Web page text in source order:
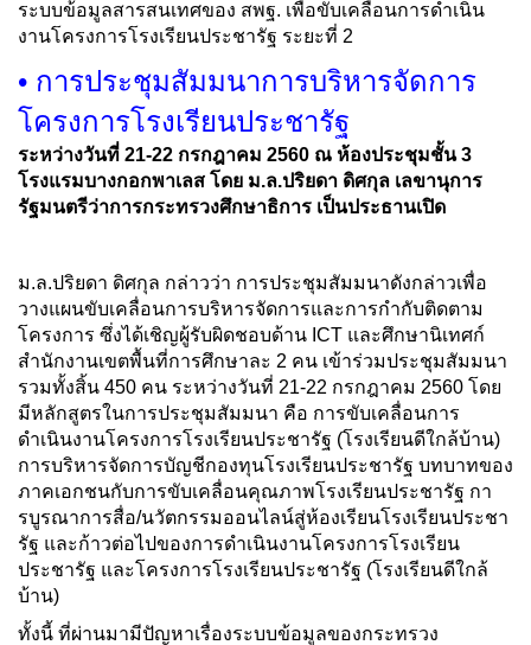
ระบบข้อมูลสารสนเทศของ สพฐ. เพื่อขับเคลื่อนการดำเนิน
งานโครงการโรงเรียนประชารัฐ ระยะที่ 2
• การประชุมสัมมนาการบริหารจัดการ
โครงการโรงเรียนประชารัฐ
ระหว่างวันที่ 21-22 กรกฎาคม 2560 ณ ห้องประชุมชั้น 3
โรงแรมบางกอกพาเลส โดย ม.ล.ปริยดา ดิศกุล เลขานุการ
รัฐมนตรีว่าการกระทรวงศึกษาธิการ เป็นประธานเปิด
ม.ล.ปริยดา ดิศกุล กล่าวว่า การประชุมสัมมนาดังกล่าวเพื่อ
วางแผนขับเคลื่อนการบริหารจัดการและการกำกับติดตาม
โครงการ ซึ่งได้เชิญผู้รับผิดชอบด้าน ICT และศึกษานิเทศก์
สำนักงานเขตพื้นที่การศึกษาละ 2 คน เข้าร่วมประชุมสัมมนา
รวมทั้งสิ้น 450 คน ระหว่างวันที่ 21-22 กรกฎาคม 2560 โดย
มีหลักสูตรในการประชุมสัมมนา คือ การขับเคลื่อนการ
ดำเนินงานโครงการโรงเรียนประชารัฐ (โรงเรียนดีใกล้บ้าน)
การบริหารจัดการบัญชีกองทุนโรงเรียนประชารัฐ บทบาทของ
ภาคเอกชนกับการขับเคลื่อนคุณภาพโรงเรียนประชารัฐ กา
รบูรณาการสื่อ/นวัตกรรมออนไลน์สู่ห้องเรียนโรงเรียนประชา
รัฐ และก้าวต่อไปของการดำเนินงานโครงการโรงเรียน
ประชารัฐ และโครงการโรงเรียนประชารัฐ (โรงเรียนดีใกล้
บ้าน)
ทั้งนี้ ที่ผ่านมามีปัญหาเรื่องระบบข้อมูลของกระทรวง